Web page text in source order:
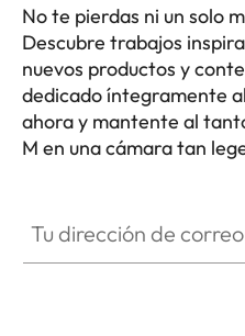
No te pierdas ni un solo
Descubre trabajos
nuevos productos y
dedicado íntegramente
ahora y mantente al
M en una cámara tan